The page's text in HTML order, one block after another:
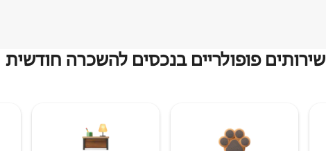
שירותים פופולריים בנכסים להשכרה חודשית